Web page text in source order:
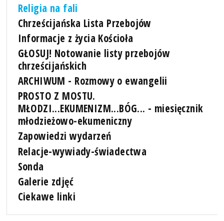
Religia na fali
Chrześcijańska Lista Przebojów
Informacje z życia Kościoła
GŁOSUJ! Notowanie listy przebojów
chrześcijańskich
ARCHIWUM - Rozmowy o ewangelii
PROSTO Z MOSTU.
MŁODZI...EKUMENIZM...BÓG... - miesięcznik
młodzieżowo-ekumeniczny
Zapowiedzi wydarzeń
Relacje-wywiady-świadectwa
Sonda
Galerie zdjęć
Ciekawe linki